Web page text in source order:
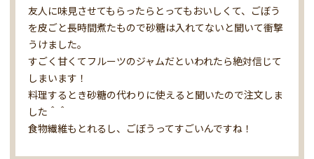
友人に味見させてもらったらとってもおいしくて、ごぼう
を皮ごと長時間煮たもので砂糖は入れてないと聞いて衝撃
うけました。
すごく甘くてフルーツのジャムだといわれたら絶対信じて
しまいます！
料理するとき砂糖の代わりに使えると聞いたので注文しま
した＾＾
食物繊維もとれるし、ごぼうってすごいんですね！